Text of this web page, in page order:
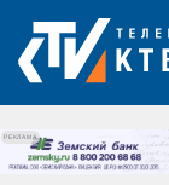
РЕКЛАМА